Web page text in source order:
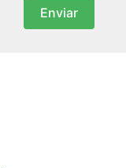
Enviar